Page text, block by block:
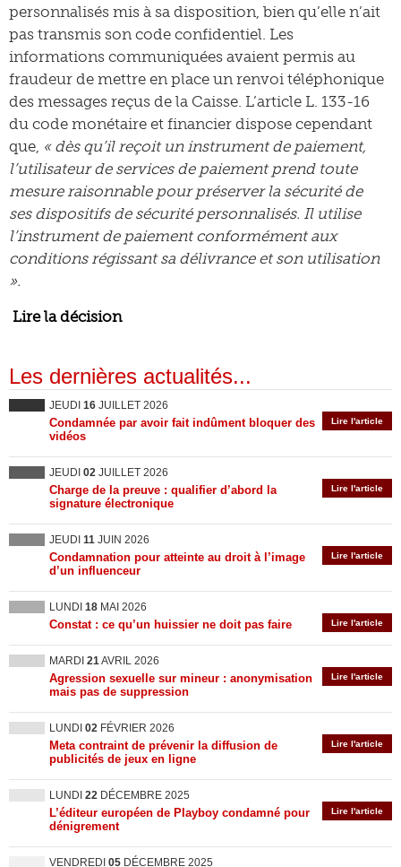
personnalisés mis à sa disposition, bien qu’elle n’ait
pas transmis son code confidentiel. Les
informations communiquées avaient permis au
fraudeur de mettre en place un renvoi téléphonique
des messages reçus de la Caisse. L’article L. 133-16
du code monétaire et financier dispose cependant
que, « dès qu’il reçoit un instrument de paiement,
l’utilisateur de services de paiement prend toute
mesure raisonnable pour préserver la sécurité de
ses dispositifs de sécurité personnalisés. Il utilise
l’instrument de paiement conformément aux
conditions régissant sa délivrance et son utilisation
».
Lire la décision
Les dernières actualités...
JEUDI 16 JUILLET 2026
Lire l'article
Condamnée par avoir fait indûment bloquer des
vidéos
JEUDI 02 JUILLET 2026
Lire l'article
Charge de la preuve : qualifier d’abord la
signature électronique
JEUDI 11 JUIN 2026
Lire l'article
Condamnation pour atteinte au droit à l’image
d’un influenceur
LUNDI 18 MAI 2026
Lire l'article
Constat : ce qu’un huissier ne doit pas faire
MARDI 21AVRIL 2026
Lire l'article
Agression sexuelle sur mineur : anonymisation
mais pas de suppression
LUNDI 02 FÉVRIER 2026
Lire l'article
Meta contraint de prévenir la diffusion de
publicités de jeux en ligne
LUNDI 22 DÉCEMBRE 2025
Lire l'article
L’éditeur européen de Playboy condamné pour
dénigrement
VENDREDI 05 DÉCEMBRE 2025